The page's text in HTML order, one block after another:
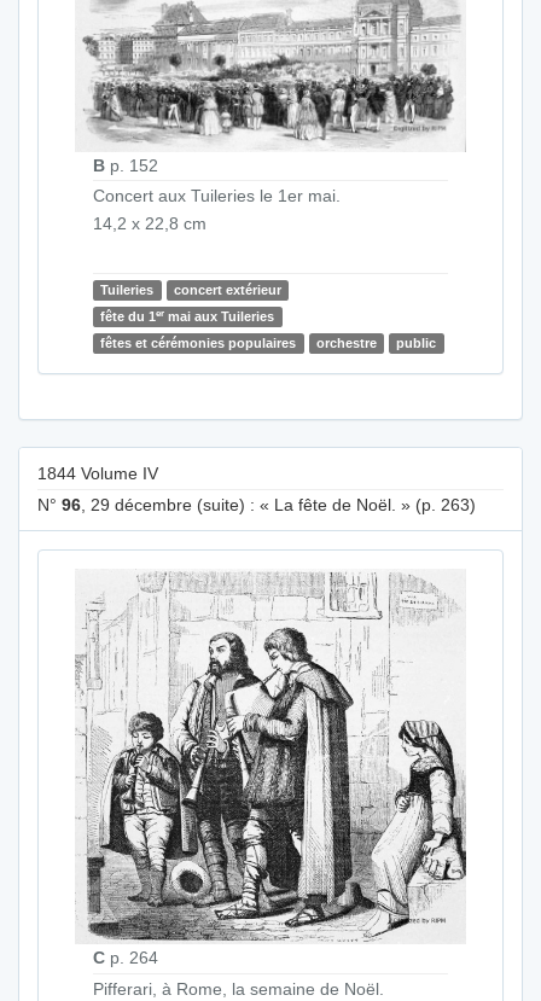
B p. 152
Concert aux Tuileries le 1er mai.
14,2 x 22,8 cm
Tuileries
concert extérieur
fête du 1er mai aux Tuileries
fêtes et cérémonies populaires
orchestre public
1844 Volume IV
N° 96 , 29 décembre (suite) : « La fête de Noël. » (p. 263)
C p. 264
Pifferari, à Rome, la semaine de Noël.